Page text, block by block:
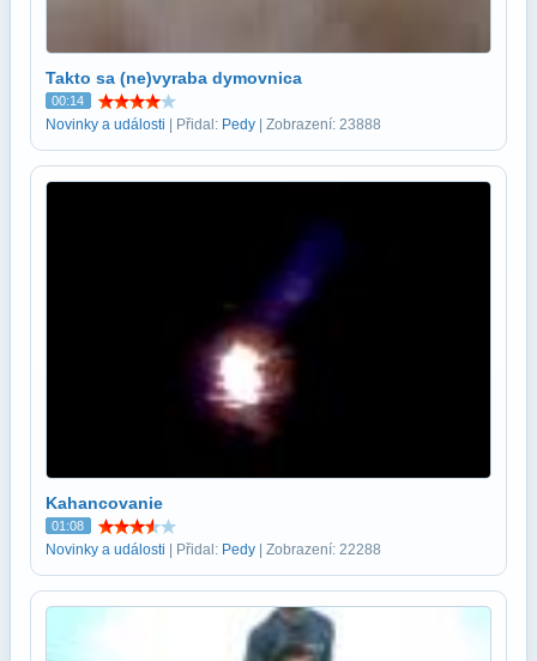
Takto sa (ne)vyraba dymovnica
00:14
Novinky a události | Přidal: Pedy | Zobrazení: 23888
Kahancovanie
01:08
Novinky a události | Přidal: Pedy | Zobrazení: 22288